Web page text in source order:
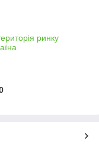
ринку